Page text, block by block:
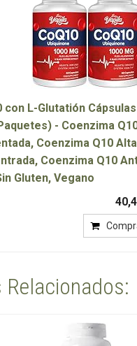
con L-Glutatión
- Coenzima
Coenzima Q10
Coenzima Q10
Gluten, Vegano
Relacionados: